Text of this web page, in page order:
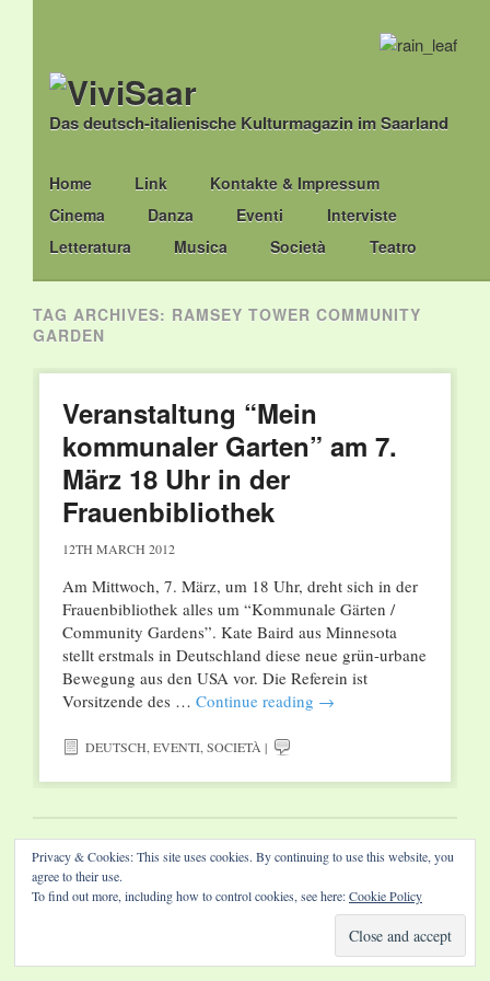
Das deutsch-italienische Kulturmagazin im Saarland
Main menu
Skip
to
content
Home Link
Kontakte & Impressum
Cinema
Danza Eventi
Interviste
Letteratura
Musica Società Teatro
TAG ARCHIVES: RAMSEY TOWER COMMUNITY
GARDEN
Veranstaltung “Mein
kommunaler Garten” am 7.
März 18 Uhr in der
Frauenbibliothek
12TH MARCH 2012
Am Mittwoch, 7. März, um 18 Uhr, dreht sich in der
Frauenbibliothek alles um “Kommunale Gärten /
Community Gardens”. Kate Baird aus Minnesota
stellt erstmals in Deutschland diese neue grün-urbane
Bewegung aus den USA vor. Die Referein ist
Vorsitzende des … Continue reading →
DEUTSCH,EVENTI,SOCIETÀ |
Website by Diamond Visions
Privacy & Cookies: This site uses cookies. By continuing to use this website, you
agree to their use.
To find out more, including how to control cookies, see here:Cookie Policy